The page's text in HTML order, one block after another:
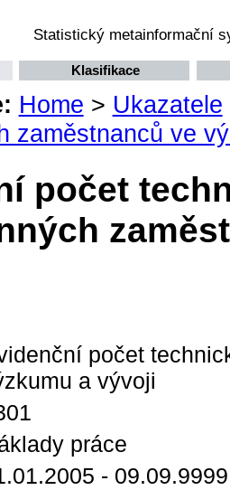
Statistický metainformační
Klasifikace
Home > Ukazatele
zaměstnanců ve
počet
počet
a vývoji
práce
- 09.09.9999